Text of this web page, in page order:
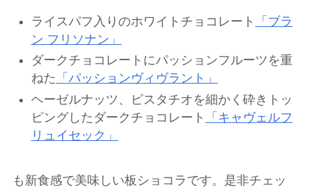
ライスパフ入りのホワイトチョコレート
「ブラ
ン フリソナン」
ダークチョコレートにパッションフルーツを重
ねた 「パッションヴィヴラント」
ヘーゼルナッツ、ピスタチオを細かく砕きトッ
ピングしたダークチョコレート
「キャヴェルフ
リュイセック」
も新食感で美味しい板ショコラです。是非チェッ